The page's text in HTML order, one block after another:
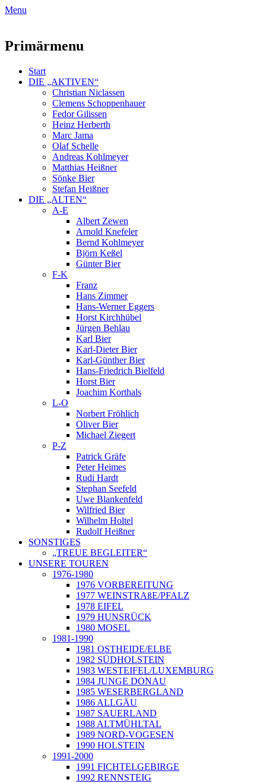
Weiter
Menu
Primärmenu
Start
DIE „AKTIVEN“
Christian Niclassen
Clemens Schoppenhauer
Fedor Gilissen
Heinz Herberth
Marc Jama
Olaf Schelle
Andreas Kohlmeyer
Matthias Heißner
Sönke Bier
Stefan Heißner
DIE „ALTEN“
A-E
Albert Zewen
Arnold Knefeler
Bernd Kohlmeyer
Björn Keßel
Günter Bier
F-K
Franz
Hans Zimmer
Hans-Werner Eggers
Horst Kirchhübel
Jürgen Behlau
Karl Bier
Karl-Dieter Bier
Karl-Günther Bier
Hans-Friedrich Bielfeld
Horst Bier
Joachim Korthals
L-O
Norbert Fröhlich
Oliver Bier
Michael Ziegert
P-Z
Patrick Gräfe
Peter Heimes
Rudi Hardt
Stephan Seefeld
Uwe Blankenfeld
Wilfried Bier
Wilhelm Holtel
Rudolf Heißner
SONSTIGES
„TREUE BEGLEITER“
UNSERE TOUREN
1976-1980
1976 VORBEREITUNG
1977 WEINSTRAßE/PFALZ
1978 EIFEL
1979 HUNSRÜCK
1980 MOSEL
1981-1990
1981 OSTHEIDE/ELBE
1982 SÜDHOLSTEIN
1983 WESTEIFEL/LUXEMBURG
1984 JUNGE DONAU
1985 WESERBERGLAND
1986 ALLGÄU
1987 SAUERLAND
1988 ALTMÜHLTAL
1989 NORD-VOGESEN
1990 HOLSTEIN
1991-2000
1991 FICHTELGEBIRGE
1992 RENNSTEIG